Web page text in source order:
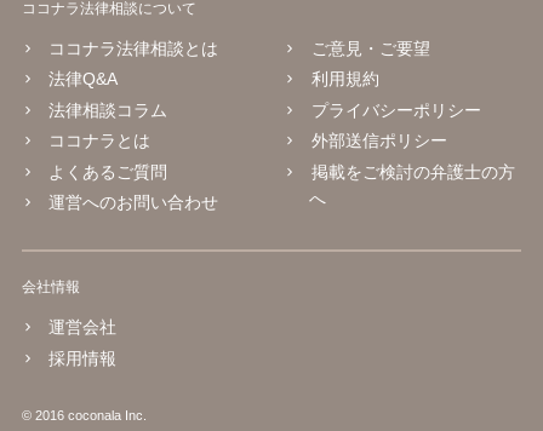
ココナラ法律相談について
ココナラ法律相談とは
法律Q&A
法律相談コラム
ココナラとは
よくあるご質問
運営へのお問い合わせ
ご意見・ご要望
利用規約
プライバシーポリシー
外部送信ポリシー
掲載をご検討の弁護士の方
へ
会社情報
運営会社
採用情報
© 2016 coconala Inc.